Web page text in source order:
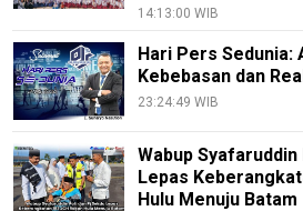
14:13:00 WIB
Hari Pers Sedunia:
Kebebasan dan
23:24:49 WIB
Wabup
Lepas
Hulu Menuju Batam
All